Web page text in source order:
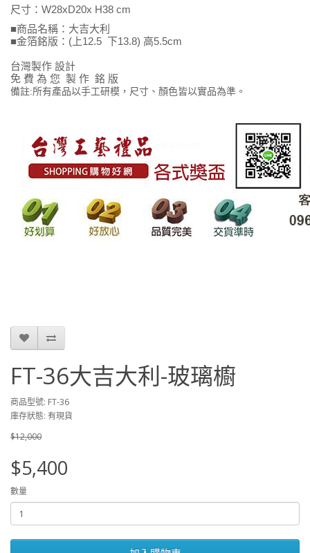
尺寸 ： W28xD20x H38 cm
■商品名稱：大吉大利
■金箔銘版： (上12.5 下13.8) 高5.5cm
台灣製作 設計
免 費 為 您 製 作 銘 版
備註:所有產品以手工研模，尺寸、顏色皆以實品為準。
FT-36大吉大利-玻璃櫥
商品型號: FT-36
庫存狀態: 有現貨
$12,000
$5,400
數量